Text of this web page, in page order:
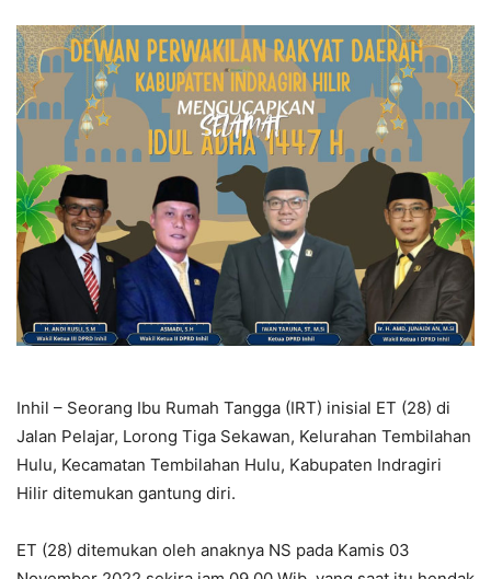
Inhil – Seorang Ibu Rumah Tangga (IRT) inisial ET (28) di
Jalan Pelajar, Lorong Tiga Sekawan, Kelurahan Tembilahan
Hulu, Kecamatan Tembilahan Hulu, Kabupaten Indragiri
Hilir ditemukan gantung diri.
ET (28) ditemukan oleh anaknya NS pada Kamis 03